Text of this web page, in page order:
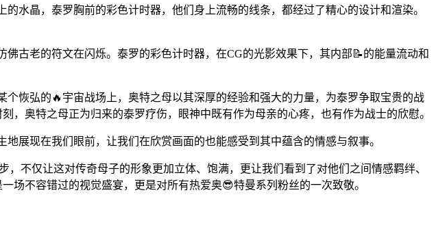
水晶，泰罗胸前的彩色计时器，他们身上流畅的线条，都经过了精心的设计和渲染。
古老的符文在闪烁。泰罗的彩色计时器，在CG的光影效果下，其内部📝的能量流动和
恢弘的🔥宇宙战场上，奥特之母以其深厚的经验和强大的力量，为泰罗争取宝贵的战
奥特之母正为归来的泰罗疗伤，眼神中既有作为母亲的心疼，也有作为战士的欣慰。
展现在我们眼前，让我们在欣赏画面的也能感受到其中蕴含的情感与叙事。
不仅让这对传奇母子的形象更加立体、饱满，更让我们看到了对他们之间情感羁绊、
场不容错过的视觉盛宴，更是对所有热爱奥😎特曼系列粉丝的一次致敬。